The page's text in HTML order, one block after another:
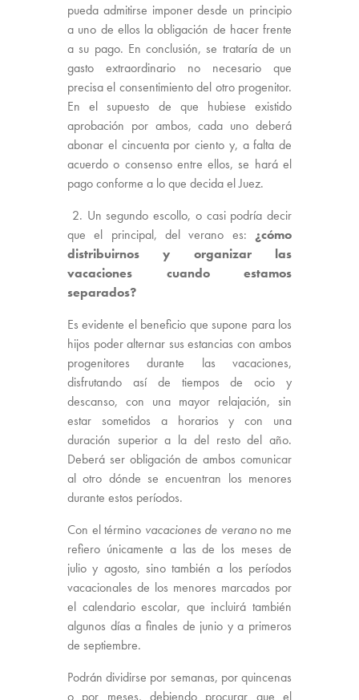
pueda admitirse imponer desde un principio
a uno de ellos la obligación de hacer frente
a su pago. En conclusión, se trataría de un
gasto extraordinario no necesario que
precisa el consentimiento del otro progenitor.
En el supuesto de que hubiese existido
aprobación por ambos, cada uno deberá
abonar el cincuenta por ciento y, a falta de
acuerdo o consenso entre ellos, se hará el
pago conforme a lo que decida el Juez.
2. Un segundo escollo, o casi podría decir
que el principal, del verano es: ¿cómo
distribuirnos y organizar las
vacaciones cuando estamos
separados?
Es evidente el beneficio que supone para los
hijos poder alternar sus estancias con ambos
progenitores durante las vacaciones,
disfrutando así de tiempos de ocio y
descanso, con una mayor relajación, sin
estar sometidos a horarios y con una
duración superior a la del resto del año.
Deberá ser obligación de ambos comunicar
al otro dónde se encuentran los menores
durante estos períodos.
Con el término vacaciones de verano no me
refiero únicamente a las de los meses de
julio y agosto, sino también a los períodos
vacacionales de los menores marcados por
el calendario escolar, que incluirá también
algunos días a finales de junio y a primeros
de septiembre.
Podrán dividirse por semanas, por quincenas
o por meses, debiendo procurar que el